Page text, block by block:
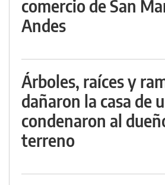
comercio de San
Andes
Árboles, raíces y
dañaron la casa de
condenaron al
terreno